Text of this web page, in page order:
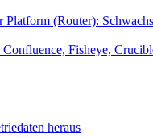
(Router):
Fisheye,
heraus